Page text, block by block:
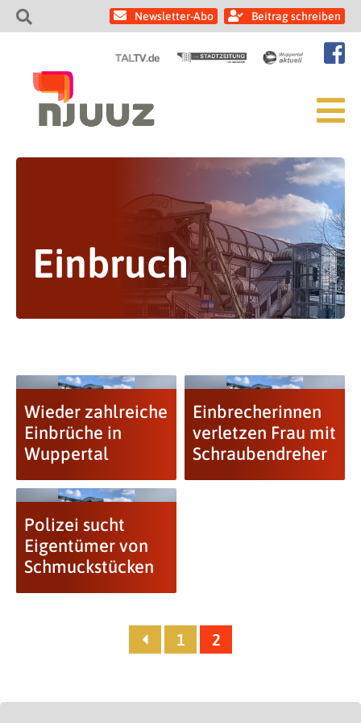
Newsletter-Abo Beitrag schreiben
Einbruch
Wieder zahlreiche
Einbrüche in
Wuppertal
Einbrecherinnen
verletzen Frau mit
Schraubendreher
Polizei sucht
Eigentümer von
Schmuckstücken
1 2